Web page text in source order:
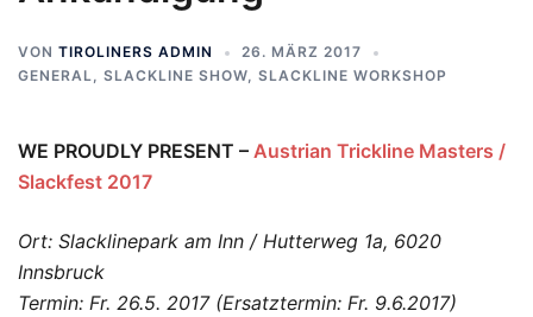
VON TIROLINERS ADMIN
26. MÄRZ 2017
GENERAL, SLACKLINE SHOW, SLACKLINE WORKSHOP
WE PROUDLY PRESENT – Austrian Trickline Masters /
Slackfest 2017
Ort: Slacklinepark am Inn / Hutterweg 1a, 6020
Innsbruck
Termin: Fr. 26.5. 2017 (Ersatztermin: Fr. 9.6.2017)